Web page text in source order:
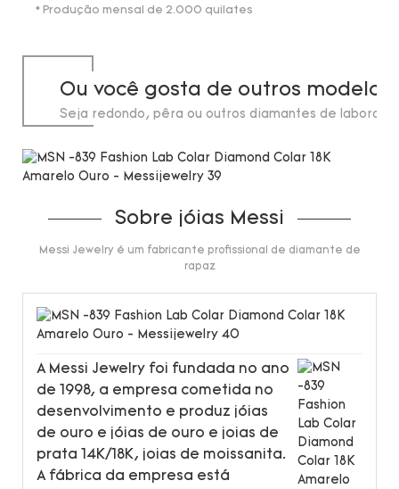
* Produção mensal de 2.000 quilates
Ou você gosta de outros
Seja redondo, pêra ou outros diamantes de
Sobre jóias Messi
Messi Jewelry é um fabricante profissional de diamante de
rapaz
A Messi Jewelry foi fundada no ano
de 1998, a empresa cometida no
desenvolvimento e produz jóias
de ouro e jóias de ouro e joias de
prata 14K/18K, joias de moissanita.
A fábrica da empresa está